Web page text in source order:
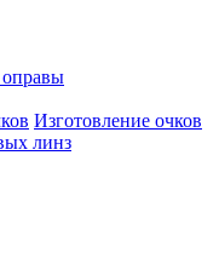
Изготовление очков
линз